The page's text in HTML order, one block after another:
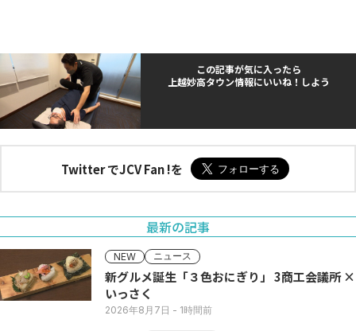
この記事が気に入ったら
上越妙高タウン情報にいいね！しよう
Twitter でJCV Fan !を
最新の記事
NEW ニュース
新グルメ誕生「３色おにぎり」 3商工会議所 ×
いっさく
2026年8月7日 - 1時間前